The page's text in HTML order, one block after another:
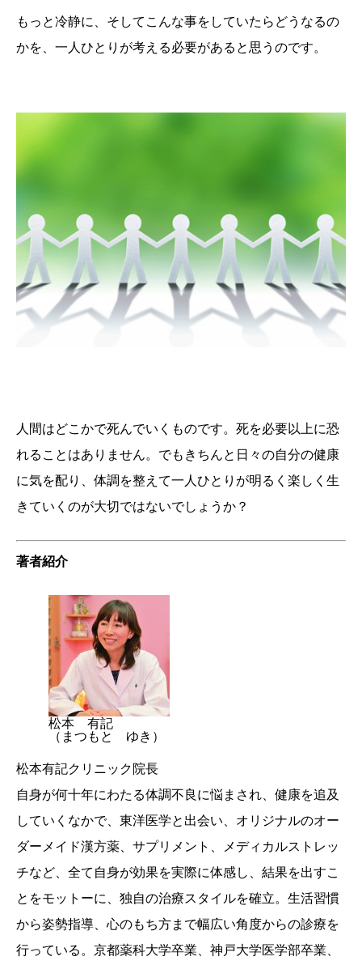
もっと冷静に、そしてこんな事をしていたらどうなるの
かを、一人ひとりが考える必要があると思うのです。
人間はどこかで死んでいくものです。死を必要以上に恐
れることはありません。でもきちんと日々の自分の健康
に気を配り、体調を整えて一人ひとりが明るく楽しく生
きていくのが大切ではないでしょうか？
著者紹介
松本 有記
（まつもと ゆき）
松本有記クリニック院長
自身が何十年にわたる体調不良に悩まされ、健康を追及
していくなかで、東洋医学と出会い、オリジナルのオー
ダーメイド漢方薬、サプリメント、メディカルストレッ
チなど、全て自身が効果を実際に体感し、結果を出すこ
とをモットーに、独自の治療スタイルを確立。生活習慣
から姿勢指導、心のもち方まで幅広い角度からの診療を
行っている。京都薬科大学卒業、神戸大学医学部卒業、